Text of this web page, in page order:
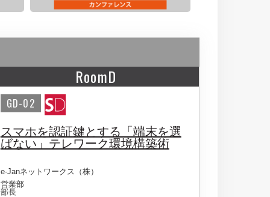
RoomD
GD-02
スマホを認証鍵とする「端末を選
ばない」テレワーク環境構築術
e-Janネットワークス（株）
営業部
部長